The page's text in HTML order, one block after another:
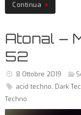
Continua
Atonal –
52
8 Ottobre 2019
acid techno, Dark
Techno